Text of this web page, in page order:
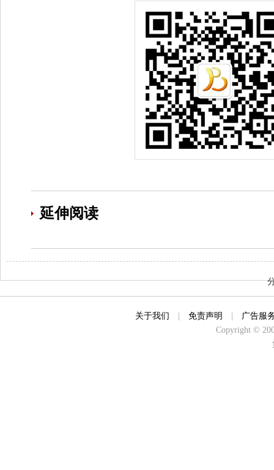
延伸阅读
关于我们 免责声明
广告服
Copyright ©